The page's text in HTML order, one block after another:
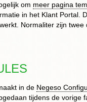
om meer pagina
in het Klant Portal.
Normaliter zijn
in de Negeso
tijdens de